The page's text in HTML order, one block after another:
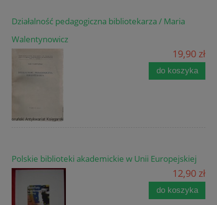
Działalność pedagogiczna bibliotekarza / Maria
Walentynowicz
19,90 zł
do koszyka
Polskie biblioteki akademickie w Unii Europejskiej
12,90 zł
do koszyka